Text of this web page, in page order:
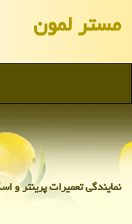
مستر لمون
نمایندگی تعمیرات پرینتر و